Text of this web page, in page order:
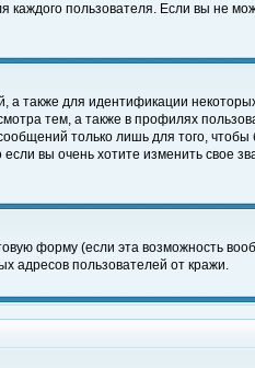
пользователя. Если вы не
а также для идентификации
тем, а также в профилях
только лишь для того,
вы очень хотите изменить свое
форму (если эта возможность
адресов пользователей от кражи.